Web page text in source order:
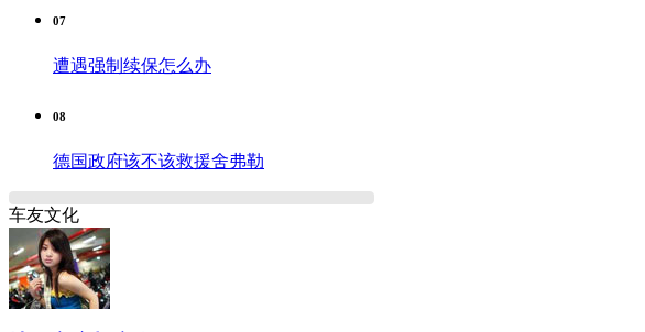
07
遭遇强制续保怎么办
08
德国政府该不该救援舍弗勒
车友文化